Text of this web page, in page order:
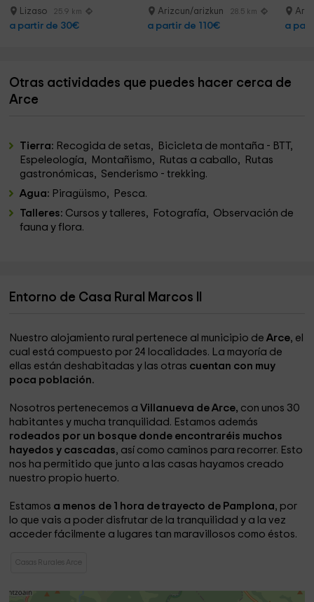
Lizaso 25.9 km
a partir de 30€
Arizcun/arizkun 28.5 km
a partir de 110€ a
Otras actividades que puedes hacer cerca de
Arce
Tierra: Recogida de setas, Bicicleta de montaña - BTT,
Espeleología, Montañismo, Rutas a caballo, Rutas
gastronómicas, Senderismo - trekking.
Agua: Piragüismo, Pesca.
Talleres: Cursos y talleres, Fotografía, Observación de
fauna y flora.
Entorno de Casa Rural Marcos II
Nuestro alojamiento rural pertenece al municipio deArce, el
cual está compuesto por 24 localidades. La mayoría de
ellas están deshabitadas y las otras cuentan con muy
poca población.
Nosotros pertenecemos a Villanueva de Arce, con unos 30
habitantes y mucha tranquilidad. Estamos además
rodeados por un bosque donde encontraréis muchos
hayedos y cascadas, así como caminos para recorrer. Esto
nos ha permitido que junto a las casas hayamos creado
nuestro propio huerto.
Estamos a menos de 1 hora de trayecto de Pamplona, por
lo que vais a poder disfrutar de la tranquilidad y a la vez
acceder fácilmente a lugares tan maravillosos como éstos.
Casas Rurales Arce